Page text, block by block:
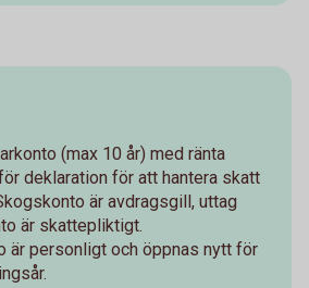
(max 10 år) med ränta
deklaration för att hantera skatt
är avdragsgill, uttag
är skattepliktigt.
är personligt och öppnas nytt för